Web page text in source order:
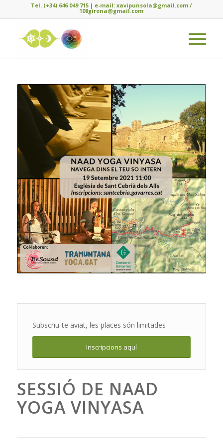
Tel. (+34) 646 049 715 | e-mail: xavipunsola@gmail.com /
108girona@gmail.com
Subscriu-te aviat, les places són limitades
Inscripcions aquí
SESSIÓ DE NAAD
YOGA VINYASA